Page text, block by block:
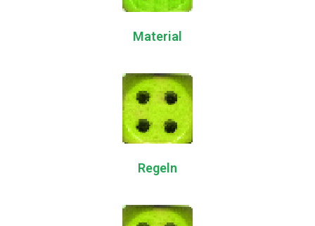
Material
Regeln